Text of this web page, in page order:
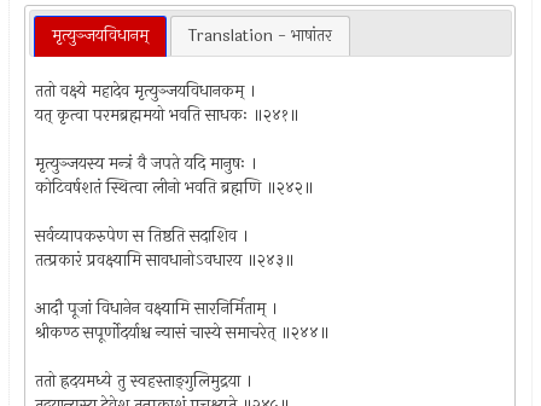
मृत्युञ्जयविधानम् Translation - भाषांतर
ततो वक्ष्ये महादेव मृत्युञ्जयविधानकम् ।
यत् कृत्वा परमब्रह्ममयो भवति साधकः ॥२४१॥
मृत्युञ्जयस्य मन्त्रं वै जपते यदि मानुषः ।
कोटिवर्षशतं स्थित्वा लीनो भवति ब्रह्मणि ॥२४२॥
सर्वव्यापकरुपेण स तिष्ठति सदाशिव ।
तत्प्रकारं प्रवक्ष्यामि सावधानोऽवधारय ॥२४३॥
आदौ पूजां विधानेन वक्ष्यामि सारनिर्मिताम् ।
श्रीकण्ठ सपूर्णोदर्याश्च न्यासं चास्ये समाचरेत् ॥२४४॥
ततो ह्रदयमध्ये तु स्वहस्ताङ्‌गुलिमुद्रया ।